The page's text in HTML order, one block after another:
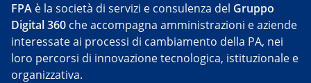
FPA è la società di servizi e consulenza del Gruppo
Digital 360 che accompagna amministrazioni e aziende
interessate ai processi di cambiamento della PA, nei
loro percorsi di innovazione tecnologica, istituzionale e
organizzativa.